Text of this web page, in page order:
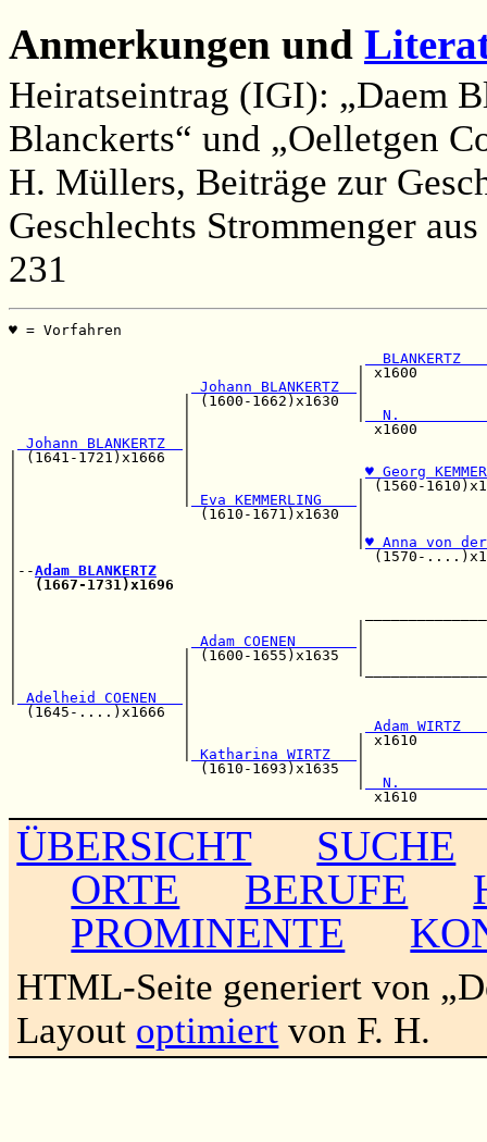
Anmerkungen und
Heiratseintrag (IGI): „Daem
Blanckerts“ und „Oelletgen
H. Müllers, Beiträge zur
Geschlechts Strommenger
231
♥ = Vorfahren
Johann BLANKERTZ
| (1600-1662)x1630
|
Johann BLANKERTZ
| (1641-1721)x1666  |
♥ Georg
|                   |                   |
Eva KEMMERLING
|                     (1610-
♥ Anna von der
|                                         (1570-
|--Adam BLANKERTZ
(1667-1731)x1696
Adam COENEN
|                   | (1600-
Adelheid COENEN
(1645-....)x1666  |
Adam
|
Katharina WIRTZ
(1610-1693)x1635
ÜBERSICHT
SUCHE
ORTE
BERUFE
PROMINENTE
HTML-Seite generiert von
Layout optimiert von F. H.